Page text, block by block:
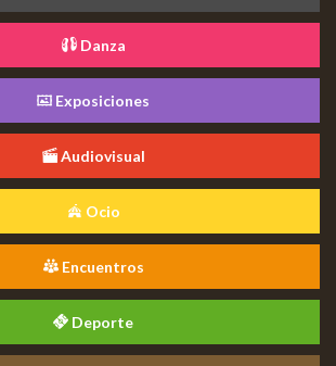
Danza
Exposiciones
Audiovisual
Ocio
Encuentros
Deporte